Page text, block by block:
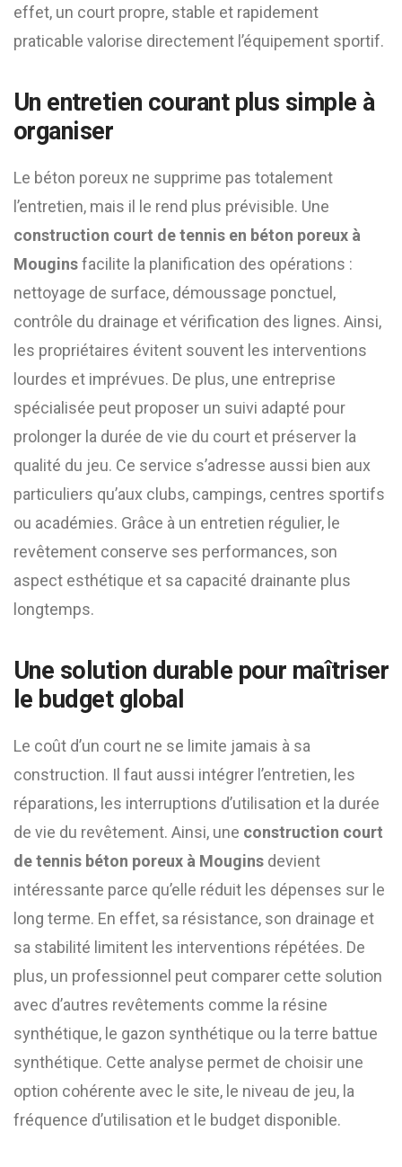
effet, un court propre, stable et rapidement
praticable valorise directement l’équipement sportif.
Un entretien courant plus simple à
organiser
Le béton poreux ne supprime pas totalement
l’entretien, mais il le rend plus prévisible. Une
construction court de tennis en béton poreux à
Mouginsfacilite la planification des opérations :
nettoyage de surface, démoussage ponctuel,
contrôle du drainage et vérification des lignes. Ainsi,
les propriétaires évitent souvent les interventions
lourdes et imprévues. De plus, une entreprise
spécialisée peut proposer un suivi adapté pour
prolonger la durée de vie du court et préserver la
qualité du jeu. Ce service s’adresse aussi bien aux
particuliers qu’aux clubs, campings, centres sportifs
ou académies. Grâce à un entretien régulier, le
revêtement conserve ses performances, son
aspect esthétique et sa capacité drainante plus
longtemps.
Une solution durable pour maîtriser
le budget global
Le coût d’un court ne se limite jamais à sa
construction. Il faut aussi intégrer l’entretien, les
réparations, les interruptions d’utilisation et la durée
de vie du revêtement. Ainsi, une construction court
de tennis béton poreux à Mougins devient
intéressante parce qu’elle réduit les dépenses sur le
long terme. En effet, sa résistance, son drainage et
sa stabilité limitent les interventions répétées. De
plus, un professionnel peut comparer cette solution
avec d’autres revêtements comme la résine
synthétique, le gazon synthétique ou la terre battue
synthétique. Cette analyse permet de choisir une
option cohérente avec le site, le niveau de jeu, la
fréquence d’utilisation et le budget disponible.